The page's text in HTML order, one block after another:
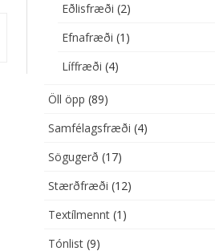
Eðlisfræði (2)
Efnafræði (1)
Líffræði (4)
Öll öpp (89)
Samfélagsfræði (4)
Sögugerð (17)
Stærðfræði (12)
Textílmennt (1)
Tónlist (9)